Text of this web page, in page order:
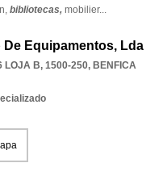
bibliotecas, mobilier...
De Equipamentos, Lda
LOJA B, 1500-250, BENFICA